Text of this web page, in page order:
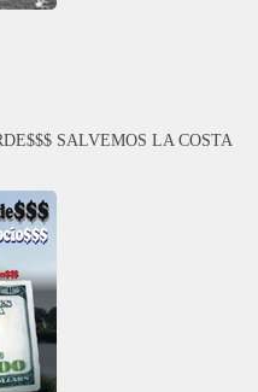
SALVEMOS LA COSTA